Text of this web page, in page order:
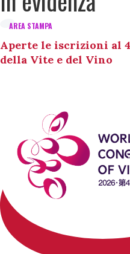
AREA STAMPA
Aperte le iscrizioni al
della Vite e del Vino